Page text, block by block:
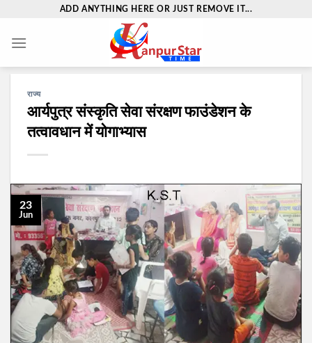
content
ADD ANYTHING HERE OR JUST REMOVE IT...
राज्य
आर्यपुत्र संस्कृति सेवा संरक्षण फाउंडेशन के
तत्वावधान में योगाभ्यास
23
Jun